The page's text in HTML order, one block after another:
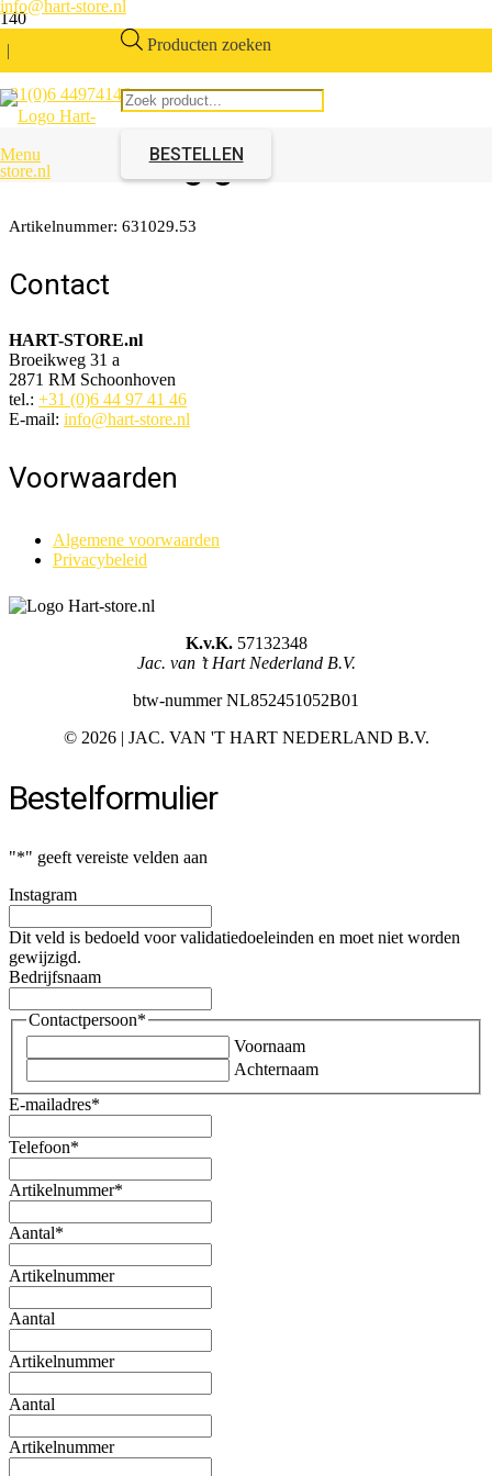
info@hart-store.nl
|
+31(0)6 44974146
Producten zoeken
BESTELLEN
Menu
Handgreep T-stang 224mm
Zilverkleurig geborsteld staal
Artikelnummer: 631029.53
Contact
HART-STORE.nl
Broeikweg 31 a
2871 RM Schoonhoven
tel.: +31 (0)6 44 97 41 46
E-mail: info@hart-store.nl
Voorwaarden
Algemene voorwaarden
Privacybeleid
K.v.K.57132348
Jac. van ’t Hart Nederland B.V.
btw-nummer NL852451052B01
© 2026 | JAC. VAN 'T HART NEDERLAND B.V.
Bestelformulier
"*" geeft vereiste velden aan
Instagram
Dit veld is bedoeld voor validatiedoeleinden en moet niet worden
gewijzigd.
Bedrijfsnaam
Contactpersoon*
Voornaam
Achternaam
E-mailadres*
Telefoon*
Artikelnummer*
Aantal*
Artikelnummer
Aantal
Artikelnummer
Aantal
Artikelnummer